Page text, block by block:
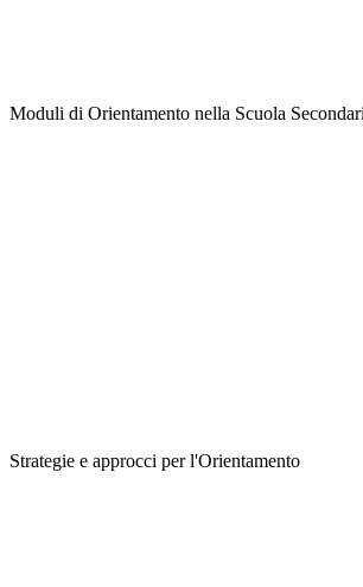
Moduli di Orientamento nella Scuola
Strategie e approcci per l'Orientamento